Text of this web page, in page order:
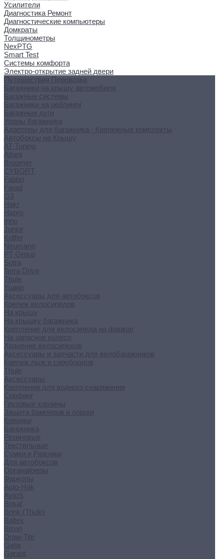
Усилители
Диагностика Ремонт
Диагностические компьютеры
Домкраты
Толщинометры
NexPTG
Smart Test
Системы комфорта
Электро-открытие задней двери
Путешествия Перевозка
Багажники на крышу автомобиля
Багажные системы
Багажники на рейлинги
Багажные дуги
Упоры багажника
Адаптеры для багажника - Крепежные комплекты
Автобоксы на Крышу
AT Tuning
Atlant
Broomer
CYBORT
Fabbri
Farad
G3
Hakr
Hapro
Inno
Junior
Koffer
Neumann
PT Group
Sotra
Terra Drive
Thule
Yuago
Аксессуары для автобоксов
Крепеж велосипедов
На крышу
На крышку багажника
Крепление для велосипеда на фаркоп
На запасное колесо
Хранение велосипедов
Аксессуары и запчасти для велобагажников
Крепеж лыж и сноубордов
Thule
Аксессуары
Крепления для водного снаряжения
Серфинг
Грузовые корзины
Защита бамперов и пороги
Коврики
Багажника
Резиновые
Текстильные
Сумки и Рюкзаки
Для автобоксов
Органайзеры
Фаркопы
Auto-Hak
AvtoS
Bosal
Brink (Thule)
Baltex
Bizon
Draw-Tite
Galia
Garant